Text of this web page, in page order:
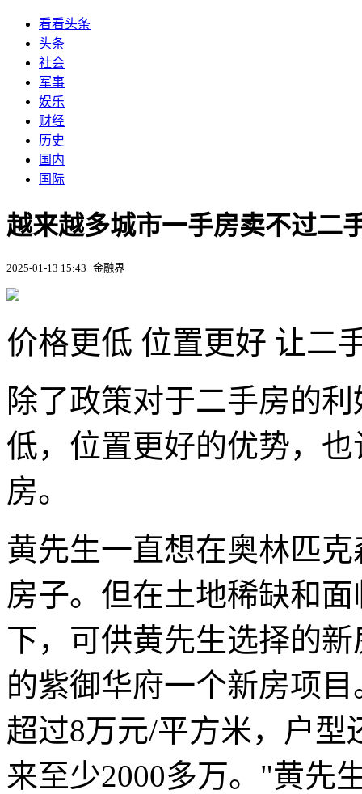
看看头条
头条
社会
军事
娱乐
财经
历史
国内
国际
越来越多城市一手房卖不过二
2025-01-13 15:43 金融界
价格更低 位置更好 让二
除了政策对于二手房的
低，位置更好的优势，
房。
黄先生一直想在奥林匹
房子。但在土地稀缺和
下，可供黄先生选择的
的紫御华府一个新房项
超过8万元/平方米，户型
来至少2000多万。"黄先